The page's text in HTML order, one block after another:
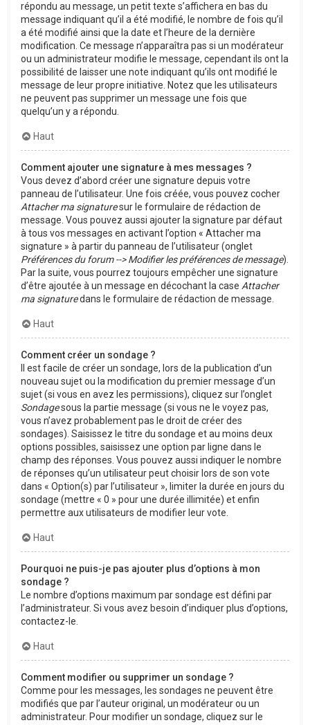
répondu au message, un petit texte s’affichera en bas du
message indiquant qu’il a été modifié, le nombre de fois qu’il
a été modifié ainsi que la date et l’heure de la dernière
modification. Ce message n’apparaîtra pas si un modérateur
ou un administrateur modifie le message, cependant ils ont la
possibilité de laisser une note indiquant qu’ils ont modifié le
message de leur propre initiative. Notez que les utilisateurs
ne peuvent pas supprimer un message une fois que
quelqu’un y a répondu.
Haut
Comment ajouter une signature à mes messages ?
Vous devez d’abord créer une signature depuis votre
panneau de l’utilisateur. Une fois créée, vous pouvez cocher
Attacher ma signaturesur le formulaire de rédaction de
message. Vous pouvez aussi ajouter la signature par défaut
à tous vos messages en activant l’option « Attacher ma
signature » à partir du panneau de l’utilisateur (onglet
Préférences du forum --> Modifier les préférences de message).
Par la suite, vous pourrez toujours empêcher une signature
d’être ajoutée à un message en décochant la case Attacher
ma signaturedans le formulaire de rédaction de message.
Haut
Comment créer un sondage ?
Il est facile de créer un sondage, lors de la publication d’un
nouveau sujet ou la modification du premier message d’un
sujet (si vous en avez les permissions), cliquez sur l’onglet
Sondagesous la partie message (si vous ne le voyez pas,
vous n’avez probablement pas le droit de créer des
sondages). Saisissez le titre du sondage et au moins deux
options possibles, saisissez une option par ligne dans le
champ des réponses. Vous pouvez aussi indiquer le nombre
de réponses qu’un utilisateur peut choisir lors de son vote
dans « Option(s) par l’utilisateur », limiter la durée en jours du
sondage (mettre « 0 » pour une durée illimitée) et enfin
permettre aux utilisateurs de modifier leur vote.
Haut
Pourquoi ne puis-je pas ajouter plus d’options à mon
sondage ?
Le nombre d’options maximum par sondage est défini par
l’administrateur. Si vous avez besoin d’indiquer plus d’options,
contactez-le.
Haut
Comment modifier ou supprimer un sondage ?
Comme pour les messages, les sondages ne peuvent être
modifiés que par l’auteur original, un modérateur ou un
administrateur. Pour modifier un sondage, cliquez sur le